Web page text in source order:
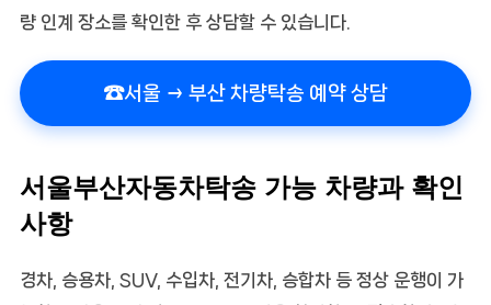
량 인계 장소를 확인한 후 상담할 수 있습니다.
☎서울 → 부산 차량탁송 예약 상담
서울부산자동차탁송 가능 차량과 확인
사항
경차, 승용차, SUV, 수입차, 전기차, 승합차 등 정상 운행이 가